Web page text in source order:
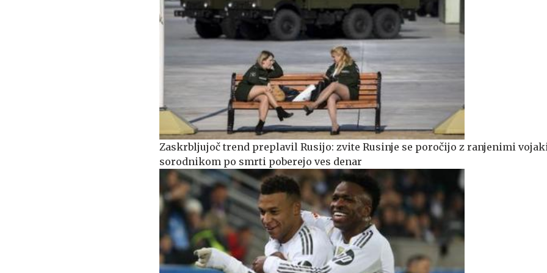
Zaskrbljujoč trend preplavil Rusijo: zvite Rusinje se poročijo z ranjenimi
sorodnikom po smrti poberejo ves denar